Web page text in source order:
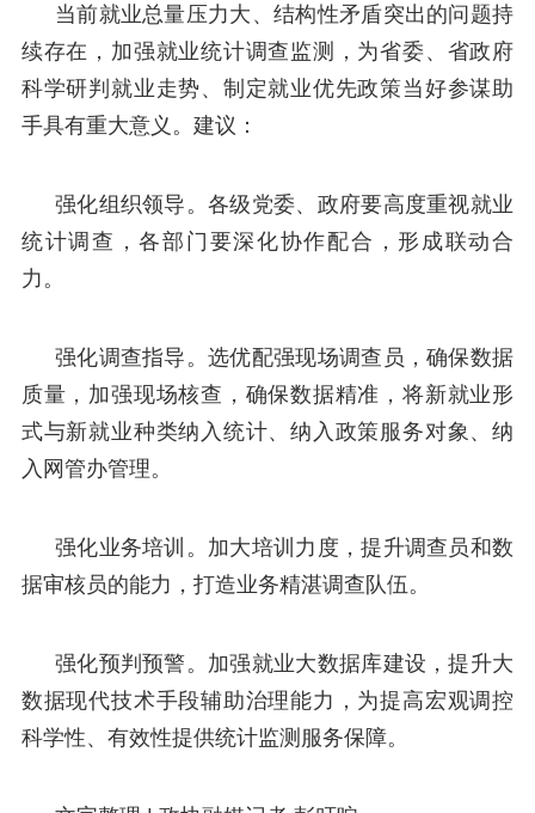
当前就业总量压力大、结构性矛盾突出的问题持
续存在，加强就业统计调查监测，为省委、省政府
科学研判就业走势、制定就业优先政策当好参谋助
手具有重大意义。建议：
强化组织领导。各级党委、政府要高度重视就业
统计调查，各部门要深化协作配合，形成联动合
力。
强化调查指导。选优配强现场调查员，确保数据
质量，加强现场核查，确保数据精准，将新就业形
式与新就业种类纳入统计、纳入政策服务对象、纳
入网管办管理。
强化业务培训。加大培训力度，提升调查员和数
据审核员的能力，打造业务精湛调查队伍。
强化预判预警。加强就业大数据库建设，提升大
数据现代技术手段辅助治理能力，为提高宏观调控
科学性、有效性提供统计监测服务保障。